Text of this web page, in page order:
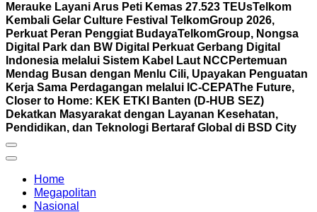
Merauke Layani Arus Peti Kemas 27.523 TEUsTelkom
Kembali Gelar Culture Festival TelkomGroup 2026,
Perkuat Peran Penggiat BudayaTelkomGroup, Nongsa
Digital Park dan BW Digital Perkuat Gerbang Digital
Indonesia melalui Sistem Kabel Laut NCC Pertemuan
Mendag Busan dengan Menlu Cili, Upayakan Penguatan
Kerja Sama Perdagangan melalui IC-CEPAThe Future,
Closer to Home: KEK ETKI Banten (D-HUB SEZ)
Dekatkan Masyarakat dengan Layanan Kesehatan,
Pendidikan, dan Teknologi Bertaraf Global di BSD City
Home
Megapolitan
Nasional